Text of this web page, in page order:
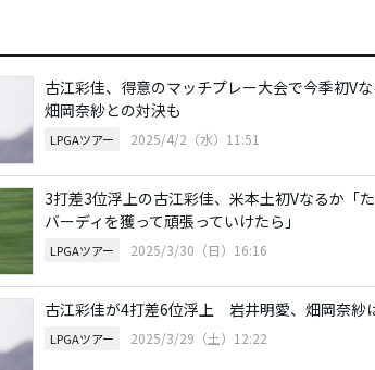
古江彩佳、得意のマッチプレー大会で今季初V
畑岡奈紗との対決も
LPGAツアー 2025/4/2（水）11:51
3打差3位浮上の古江彩佳、米本土初Vなるか「
バーディを獲って頑張っていけたら」
LPGAツアー 2025/3/30（日）16:16
古江彩佳が4打差6位浮上 岩井明愛、畑岡奈紗
LPGAツアー 2025/3/29（土）12:22